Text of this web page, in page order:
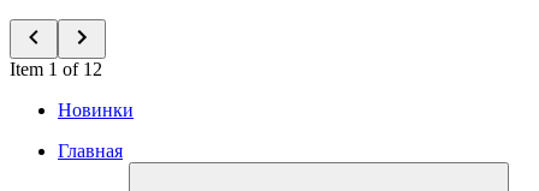
Item 1 of 12
Новинки
Главная